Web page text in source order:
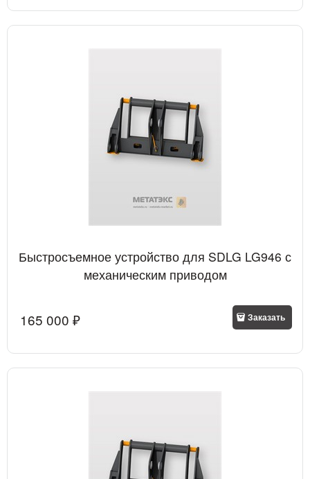
Быстросъемное устройство для SDLG LG946 с
механическим приводом
165 000 ₽ Заказать